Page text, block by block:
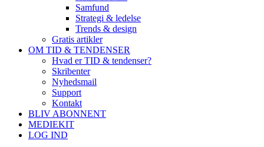
Samfund
Strategi & ledelse
Trends & design
Gratis artikler
OM TID & TENDENSER
Hvad er TID & tendenser?
Skribenter
Nyhedsmail
Support
Kontakt
BLIV ABONNENT
MEDIEKIT
LOG IND